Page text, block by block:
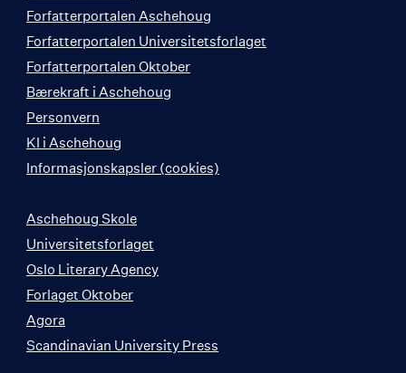
Forfatterportalen Aschehoug
Forfatterportalen Universitetsforlaget
Forfatterportalen Oktober
Bærekraft i Aschehoug
Personvern
KI i Aschehoug
Informasjonskapsler (cookies)
Aschehoug Skole
Universitetsforlaget
Oslo Literary Agency
Forlaget Oktober
Agora
Scandinavian University Press